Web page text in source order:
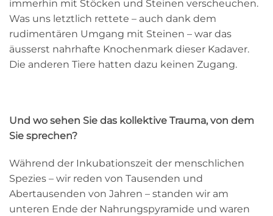
immerhin mit Stöcken und Steinen verscheuchen.
Was uns letztlich rettete – auch dank dem
rudimentären Umgang mit Steinen – war das
äusserst nahrhafte Knochenmark dieser Kadaver.
Die anderen Tiere hatten dazu keinen Zugang.
Und wo sehen Sie das kollektive Trauma, von dem
Sie sprechen?
Während der Inkubationszeit der menschlichen
Spezies – wir reden von Tausenden und
Abertausenden von Jahren – standen wir am
unteren Ende der Nahrungspyramide und waren